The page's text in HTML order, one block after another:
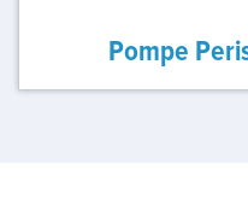
Pompe